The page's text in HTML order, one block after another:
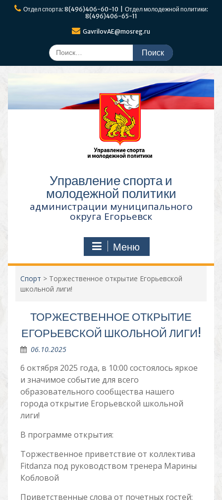
ПерейтиОтдел спорта: 8(496)406-60-10 | Отдел молодежной политики:
8(496)406-65-11
GavrilovAE@mosreg.ru
Поиск
по:
Управление спорта и
молодежной политики
администрации муниципального
округа Егорьевск
Меню
Спорт > Торжественное открытие Егорьевской
школьной лиги!
ТОРЖЕСТВЕННОЕ ОТКРЫТИЕ
ЕГОРЬЕВСКОЙ ШКОЛЬНОЙ ЛИГИ!
06.10.2025
6 октября 2025 года, в 10:00 состоялось яркое
и значимое событие для всего
образовательного сообщества нашего
города открытие Егорьевской школьной
лиги!
В программе открытия:
Торжественное приветствие от коллектива
Fitdanza под руководством тренера Марины
Кобловой
Приветственные слова от почетных гостей: